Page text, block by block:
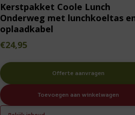
Kerstpakket Coole Lunch
Onderweg met lunchkoeltas
oplaadkabel
€24,95
Offerte aanvragen
Toevoegen aan winkelwagen